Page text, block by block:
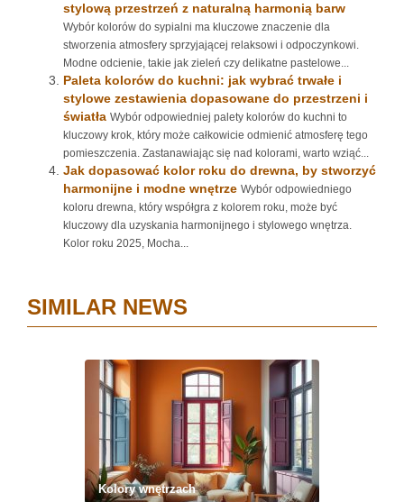
stylową przestrzeń z naturalną harmonią barw
Wybór kolorów do sypialni ma kluczowe znaczenie dla
stworzenia atmosfery sprzyjającej relaksowi i odpoczynkowi.
Modne odcienie, takie jak zieleń czy delikatne pastelowe...
Paleta kolorów do kuchni: jak wybrać trwałe i
stylowe zestawienia dopasowane do przestrzeni i
światła Wybór odpowiedniej palety kolorów do kuchni to
kluczowy krok, który może całkowicie odmienić atmosferę tego
pomieszczenia. Zastanawiając się nad kolorami, warto wziąć...
Jak dopasować kolor roku do drewna, by stworzyć
harmonijne i modne wnętrze Wybór odpowiedniego
koloru drewna, który współgra z kolorem roku, może być
kluczowy dla uzyskania harmonijnego i stylowego wnętrza.
Kolor roku 2025, Mocha...
SIMILAR NEWS
Kolory wnętrzach